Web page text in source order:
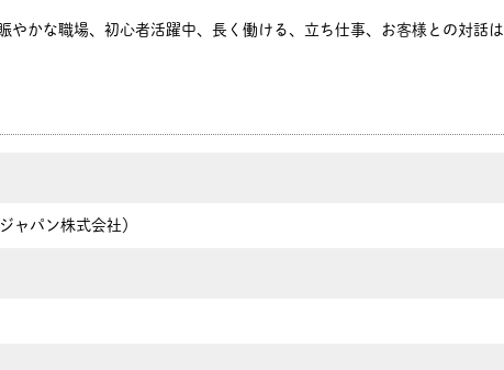
やかな職場、初心者活躍中、長く働ける、立ち仕事、お客様との対話は
ャパン株式会社）